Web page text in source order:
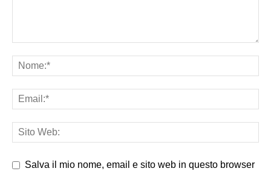
Salva il mio nome, email e sito web in questo browser